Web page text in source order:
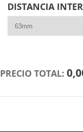
DISTANCIA
PRECIO TOTAL: